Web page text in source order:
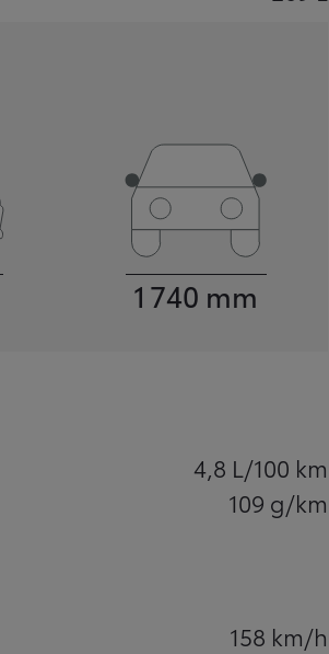
Largeur
1 740 mm
4,8 L/100 km
109 g/km
158 km/h